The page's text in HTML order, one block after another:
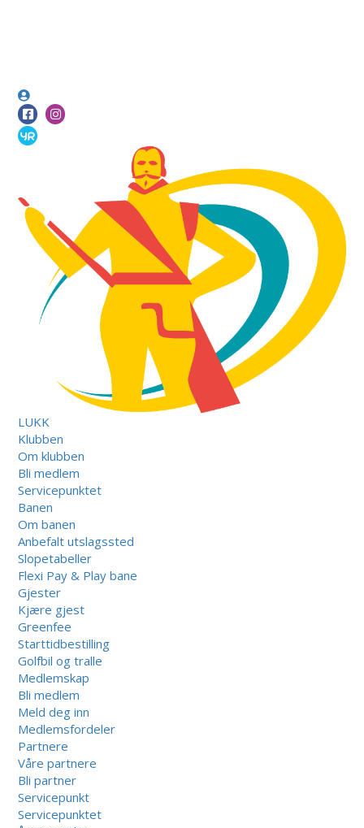
LUKK
Klubben
Om klubben
Bli medlem
Servicepunktet
Banen
Om banen
Anbefalt utslagssted
Slopetabeller
Flexi Pay & Play bane
Gjester
Kjære gjest
Greenfee
Starttidbestilling
Golfbil og tralle
Medlemskap
Bli medlem
Meld deg inn
Medlemsfordeler
Partnere
Våre partnere
Bli partner
Servicepunkt
Servicepunktet